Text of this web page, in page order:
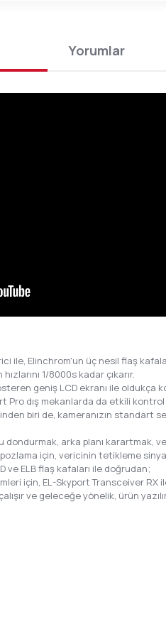
Yorumlar
ile, Elinchrom'un üç nesil flaş
1/8000s kadar çıkarır.
geniş LCD ekranı ile oldukça
Pro dış mekanlarda da etkili
biri de, kameranızın standart
arka planı karartmak,
için, vericinin tetikleme
ve ELB flaş kafaları ile doğrudan;
için, EL-Skyport Transceiver RX
ve geleceğe yönelik, ürün